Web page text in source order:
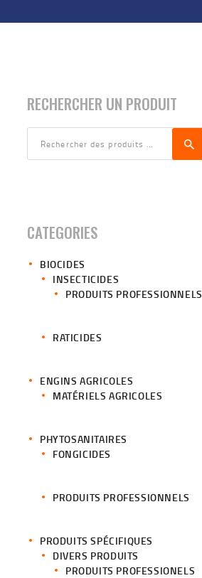
RECHERCHER UN PRODUIT
CATEGORIES
BIOCIDES
INSECTICIDES
PRODUITS PROFESSIONNELS
RATICIDES
ENGINS AGRICOLES
MATÉRIELS AGRICOLES
PHYTOSANITAIRES
FONGICIDES
PRODUITS PROFESSIONNELS
PRODUITS SPÉCIFIQUES
DIVERS PRODUITS
PRODUITS PROFESSIONELS